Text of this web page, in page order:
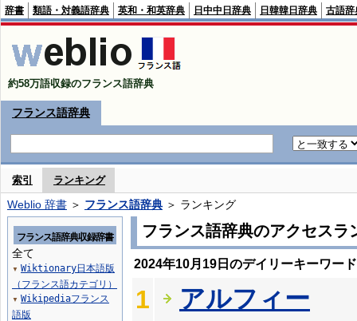
辞書 類語・対義語辞典 英和・和英辞典 日中中日辞典 日韓韓日辞典 古語辞
約58万語収録のフランス語辞典
フランス語辞典
索引 ランキング
Weblio 辞書 ＞ フランス語辞典 ＞ ランキング
フランス語辞典のアクセスラ
2024年10月19日のデイリーキーワー
1
アルフィー
フランス語辞典収録辞書
全て
▼ Wiktionary日本語版
（フランス語カテゴリ）
▼ Wikipediaフランス
語版